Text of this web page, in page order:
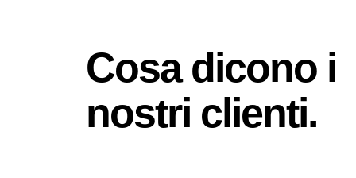
Cosa dicono i
nostri clienti.